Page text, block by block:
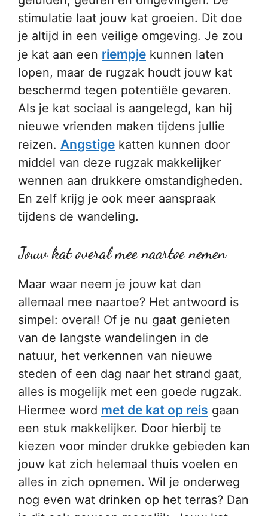
stimulatie laat jouw kat groeien. Dit doe
je altijd in een veilige omgeving. Je zou
je kat aan een riempje kunnen laten
lopen, maar de rugzak houdt jouw kat
beschermd tegen potentiële gevaren.
Als je kat sociaal is aangelegd, kan hij
nieuwe vrienden maken tijdens jullie
reizen. Angstige katten kunnen door
middel van deze rugzak makkelijker
wennen aan drukkere omstandigheden.
En zelf krijg je ook meer aanspraak
tijdens de wandeling.
Jouw kat overal mee naartoe nemen
Maar waar neem je jouw kat dan
allemaal mee naartoe? Het antwoord is
simpel: overal! Of je nu gaat genieten
van de langste wandelingen in de
natuur, het verkennen van nieuwe
steden of een dag naar het strand gaat,
alles is mogelijk met een goede rugzak.
Hiermee word met de kat op reis gaan
een stuk makkelijker. Door hierbij te
kiezen voor minder drukke gebieden kan
jouw kat zich helemaal thuis voelen en
alles in zich opnemen. Wil je onderweg
nog even wat drinken op het terras? Dan